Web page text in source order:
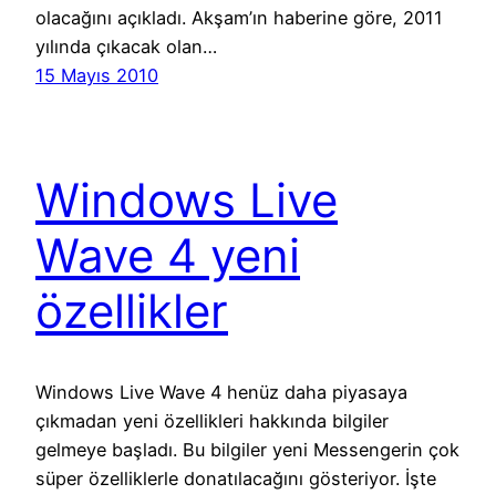
olacağını açıkladı. Akşam’ın haberine göre, 2011
yılında çıkacak olan…
15 Mayıs 2010
Windows Live
Wave 4 yeni
özellikler
Windows Live Wave 4 henüz daha piyasaya
çıkmadan yeni özellikleri hakkında bilgiler
gelmeye başladı. Bu bilgiler yeni Messengerin çok
süper özelliklerle donatılacağını gösteriyor. İşte